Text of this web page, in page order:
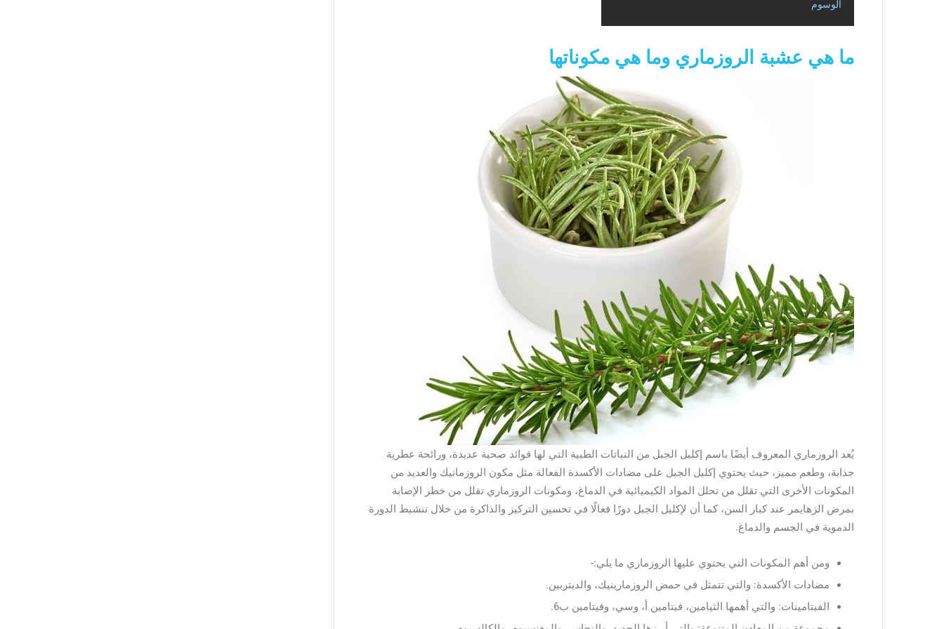
الوسوم
ما هي عشبة الروزماري وما هي مكوناتها
يُعد الروزماري المعروف أيضًا باسم إكليل الجبل من النباتات الطبية التي لها فوائد صحية عديدة، ورائحة عطرية
جذابة، وطعم مميز، حيث يحتوي إكليل الجبل على مضادات الأكسدة الفعالة مثل مكون الروزمانيك والعديد من
المكونات الأخرى التي تقلل من تحلل المواد الكيميائية في الدماغ، ومكونات الروزماري تقلل من خطر الإصابة
بمرض الزهايمر عند كبار السن، كما أن لإكليل الجبل دورًا فعالًا في تحسين التركيز والذاكرة من خلال تنشيط الدورة
الدموية في الجسم والدماغ.
ومن أهم المكونات التي يحتوي عليها الروزماري ما يلي:-
مضادات الأكسدة: والتي تتمثل في حمض الروزمارينيك، والديتربين.
الفيتامينات: والتي أهمها الثيامين، فيتامين أ، وسي، وفيتامين ب6.